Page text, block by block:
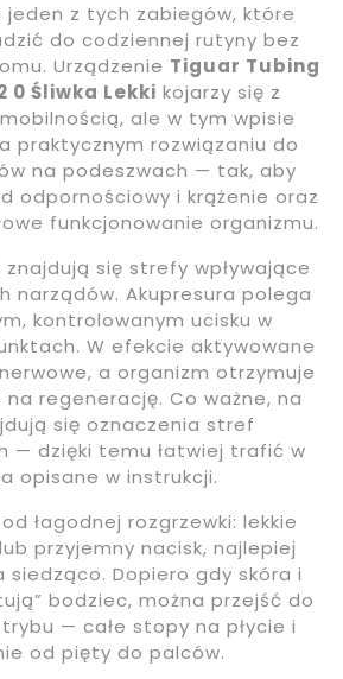
z tych zabiegów, które
do codziennej rutyny bez
Urządzenie Tiguar Tubing
0 Śliwka Lekki kojarzy się z
ale w tym wpisie
praktycznym rozwiązaniu do
na podeszwach — tak, aby
odpornościowy i krążenie oraz
funkcjonowanie organizmu.
się strefy wpływające
narządów. Akupresura polega
kontrolowanym ucisku w
W efekcie aktywowane
a organizm otrzymuje
na regenerację. Co ważne, na
się oznaczenia stref
— dzięki temu łatwiej trafić w
opisane w instrukcji.
łagodnej rozgrzewki: lekkie
przyjemny nacisk, najlepiej
siedząco. Dopiero gdy skóra i
bodziec, można przejść do
— całe stopy na płycie i
od pięty do palców.